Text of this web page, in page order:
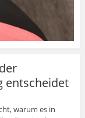
entscheidet
warum es in